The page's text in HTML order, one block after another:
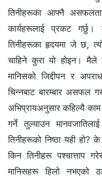
तिनीहरूका आफ्नै
कार्यहरूलाई प्रकट गर्छु।
तिनीहरूका हृदयमा जे छ,
चाहिने कुरा यो होइन। मैले
मानिसको जिद्दीपन र
चिन्‍नबाट बारम्‍बार असफल
अभिप्रायअनुसार कहिल्यै काम
गर्ने तुल्याउन
तिनीहरूको निष्ठा यही हो?
किन तिनीहरू पश्‍चात्ताप
मानिसहरू हिलो नभएको